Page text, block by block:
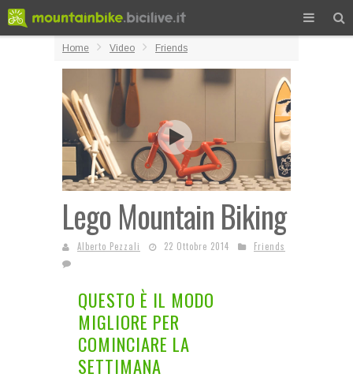
Home Video Friends
Lego Mountain Biking
Alberto Pezzali 22 Ottobre 2014 Friends
QUESTO È IL MODO
MIGLIORE PER
COMINCIARE LA
SETTIMANA